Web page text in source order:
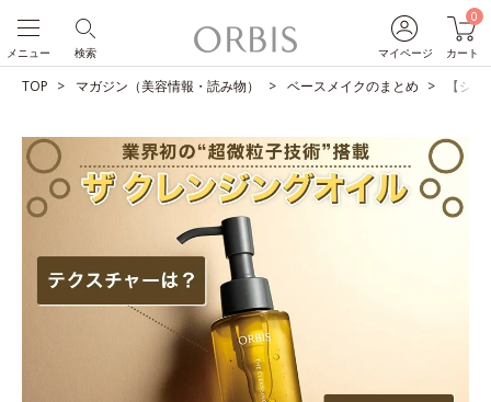
マイページ
0
カート
検索
メニュー
TOP マガジン（美容情報・読み物） ベースメイクのまとめ 【シ